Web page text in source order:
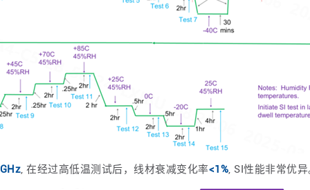
, 在经过高低温测试后，线材衰减变化率<1% , SI性能非常优